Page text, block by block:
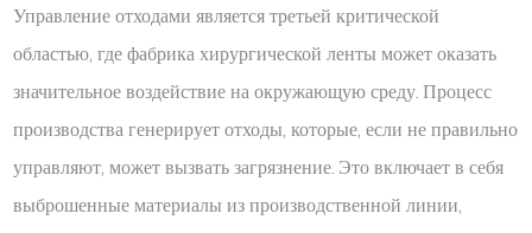
Управление отходами является третьей критической
областью, где фабрика хирургической ленты может оказать
значительное воздействие на окружающую среду. Процесс
производства генерирует отходы, которые, если не правильно
управляют, может вызвать загрязнение. Это включает в себя
выброшенные материалы из производственной линии,